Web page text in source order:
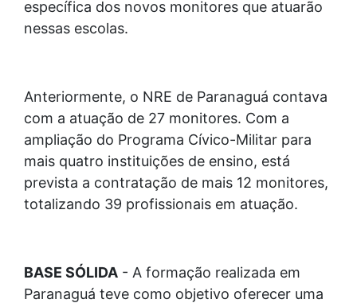
específica dos novos monitores que atuarão
nessas escolas.
Anteriormente, o NRE de Paranaguá contava
com a atuação de 27 monitores. Com a
ampliação do Programa Cívico-Militar para
mais quatro instituições de ensino, está
prevista a contratação de mais 12 monitores,
totalizando 39 profissionais em atuação.
BASE SÓLIDA - A formação realizada em
Paranaguá teve como objetivo oferecer uma